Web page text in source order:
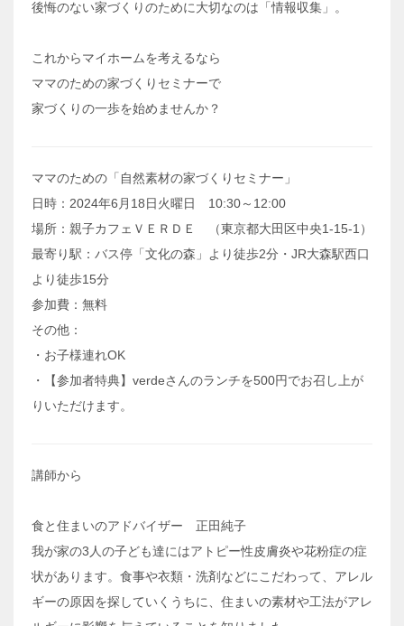
後悔のない家づくりのために大切なのは「情報収集」。
これからマイホームを考えるなら
ママのための家づくりセミナーで
家づくりの一歩を始めませんか？
ママのための「自然素材の家づくりセミナー」
日時：2024年6月18日火曜日 10:30～12:00
場所：親子カフェＶＥＲＤＥ （東京都大田区中央1-15-1）
最寄り駅：バス停「文化の森」より徒歩2分・JR大森駅西口
より徒歩15分
参加費：無料
その他：
・お子様連れOK
・【参加者特典】verdeさんのランチを500円でお召し上が
りいただけます。
講師から
食と住まいのアドバイザー 正田純子
我が家の3人の子ども達にはアトピー性皮膚炎や花粉症の症
状があります。食事や衣類・洗剤などにこだわって、アレル
ギーの原因を探していくうちに、住まいの素材や工法がアレ